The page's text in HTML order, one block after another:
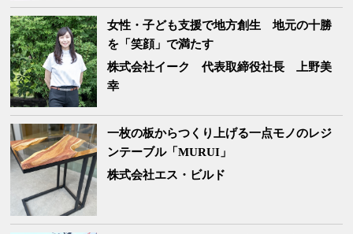
女性・子ども支援で地方創生 地元の十勝
を「笑顔」で満たす
株式会社イーク
代表取締役社長 上野美
幸
一枚の板からつくり上げる一点モノのレジ
ンテーブル「MURUI」
株式会社エス・ビルド